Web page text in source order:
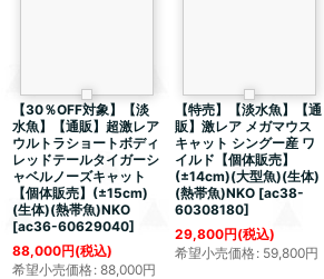
【30％OFF対象】【淡
水魚】【通販】超激レア
ウルトラショートボディ
レッドテールタイガーシ
ャベルノーズキャット
【個体販売】(±15cm)
(生体)(熱帯魚)NKO
[ac36-60629040]
88,000円(税込)
希望小売価格: 88,000円
【特売】【淡水魚】【通
販】激レア メガマウス
キャット シングー産 ワ
イルド【個体販売】
(±14cm)(大型魚)(生体)
(熱帯魚)NKO [ac38-
60308180]
29,800円(税込)
希望小売価格: 59,800円